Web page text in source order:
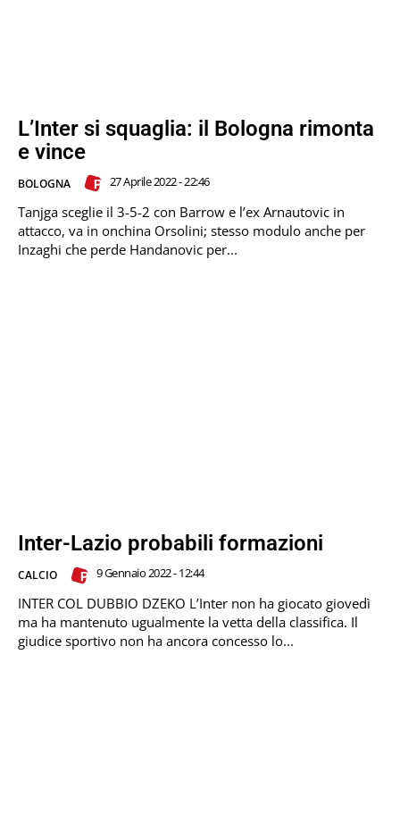
L’Inter si squaglia: il Bologna rimonta
e vince
BOLOGNA 27 Aprile 2022 - 22:46
Tanjga sceglie il 3-5-2 con Barrow e l’ex Arnautovic in
attacco, va in onchina Orsolini; stesso modulo anche per
Inzaghi che perde Handanovic per...
Inter-Lazio probabili formazioni
CALCIO 9 Gennaio 2022 - 12:44
INTER COL DUBBIO DZEKO L’Inter non ha giocato giovedì
ma ha mantenuto ugualmente la vetta della classifica. Il
giudice sportivo non ha ancora concesso lo...